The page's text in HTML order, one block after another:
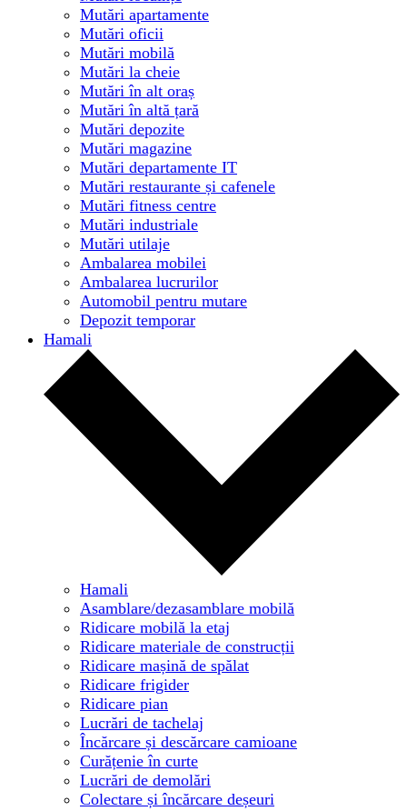
Mutări apartamente
Mutări oficii
Mutări mobilă
Mutări la cheie
Mutări în alt oraș
Mutări în altă țară
Mutări depozite
Mutări magazine
Mutări departamente IT
Mutări restaurante și cafenele
Mutări fitness centre
Mutări industriale
Mutări utilaje
Ambalarea mobilei
Ambalarea lucrurilor
Automobil pentru mutare
Depozit temporar
Hamali
Hamali
Asamblare/dezasamblare mobilă
Ridicare mobilă la etaj
Ridicare materiale de construcții
Ridicare mașină de spălat
Ridicare frigider
Ridicare pian
Lucrări de tachelaj
Încărcare și descărcare camioane
Curățenie în curte
Lucrări de demolări
Colectare și încărcare deșeuri